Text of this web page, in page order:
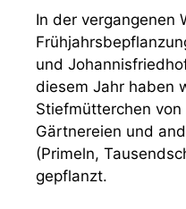
In der vergangenen
und
diesem Jahr haben
Stiefmütterchen von
Gärtnereien und
(Primeln,
gepflanzt.